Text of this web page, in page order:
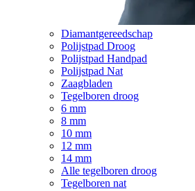
Diamantgereedschap
Polijstpad Droog
Polijstpad Handpad
Polijstpad Nat
Zaagbladen
Tegelboren droog
6 mm
8 mm
10 mm
12 mm
14 mm
Alle tegelboren droog
Tegelboren nat